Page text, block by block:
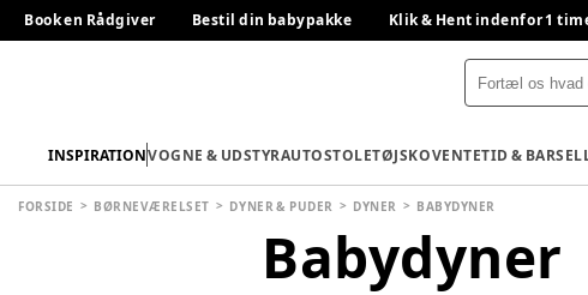
Book en Rådgiver Bestil din babypakke Klik & Hent indenfor 1
INSPIRATIONVOGNE & UDSTYRAUTOSTOLETØJSKOVENTETID & BARSEL
FORSIDE BØRNEVÆRELSET DYNER & PUDER DYNER BABYDYNER
Babydyner